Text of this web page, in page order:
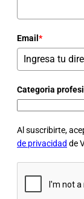
Email *
Categoria
Al suscribirte,
de privacidad de